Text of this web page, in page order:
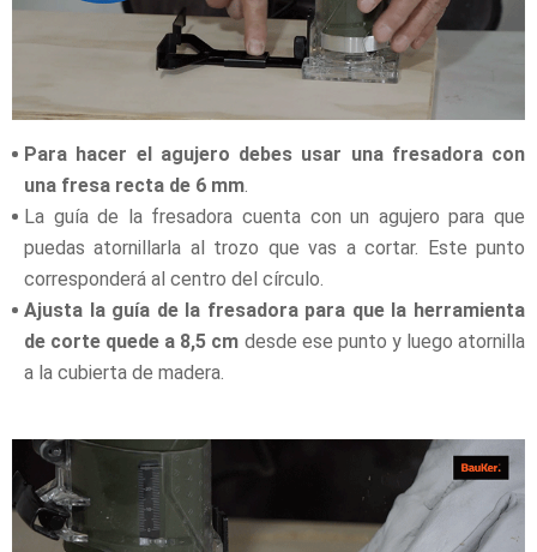
Para hacer el agujero debes usar una fresadora con
una fresa recta de 6 mm.
La guía de la fresadora cuenta con un agujero para que
puedas atornillarla al trozo que vas a cortar. Este punto
corresponderá al centro del círculo.
Ajusta la guía de la fresadora para que la herramienta
de corte quede a 8,5 cm desde ese punto y luego atornilla
a la cubierta de madera.